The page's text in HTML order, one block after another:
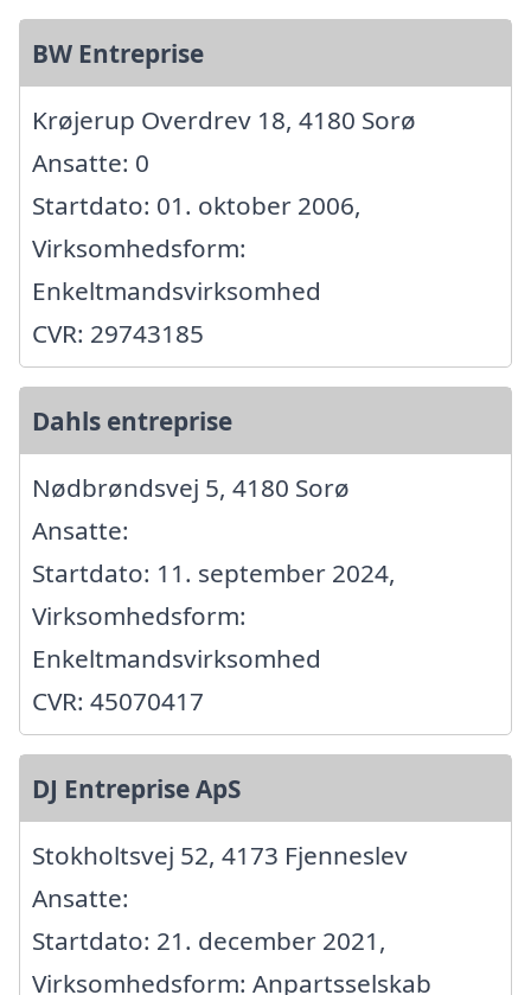
BW Entreprise
Krøjerup Overdrev 18, 4180 Sorø
Ansatte: 0
Startdato: 01. oktober 2006,
Virksomhedsform:
Enkeltmandsvirksomhed
CVR: 29743185
Dahls entreprise
Nødbrøndsvej 5, 4180 Sorø
Ansatte:
Startdato: 11. september 2024,
Virksomhedsform:
Enkeltmandsvirksomhed
CVR: 45070417
DJ Entreprise ApS
Stokholtsvej 52, 4173 Fjenneslev
Ansatte:
Startdato: 21. december 2021,
Virksomhedsform: Anpartsselskab